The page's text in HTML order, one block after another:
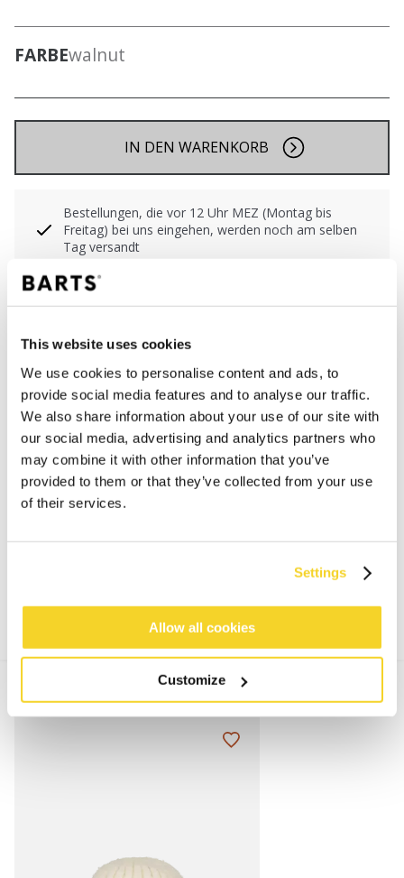
This website uses cookies
We use cookies to personalise content and ads, to
provide social media features and to analyse our traffic.
We also share information about your use of our site with
our social media, advertising and analytics partners who
may combine it with other information that you’ve
provided to them or that they’ve collected from your use
of their services.
Settings
Allow all cookies
Customize
FARBEwalnut
IN DEN WARENKORB
Bestellungen, die vor 12 Uhr MEZ (Montag bis
Freitag) bei uns eingehen, werden noch am selben
Tag versandt
Kostenlose Lieferung für Bestellungen über 50€
innerhalb Deutschland
BESCHREIBUNG
Handschuhe mit Touch-Spitzen
Feinstrick
Enge und elegante Passform
Dehnbar und weich